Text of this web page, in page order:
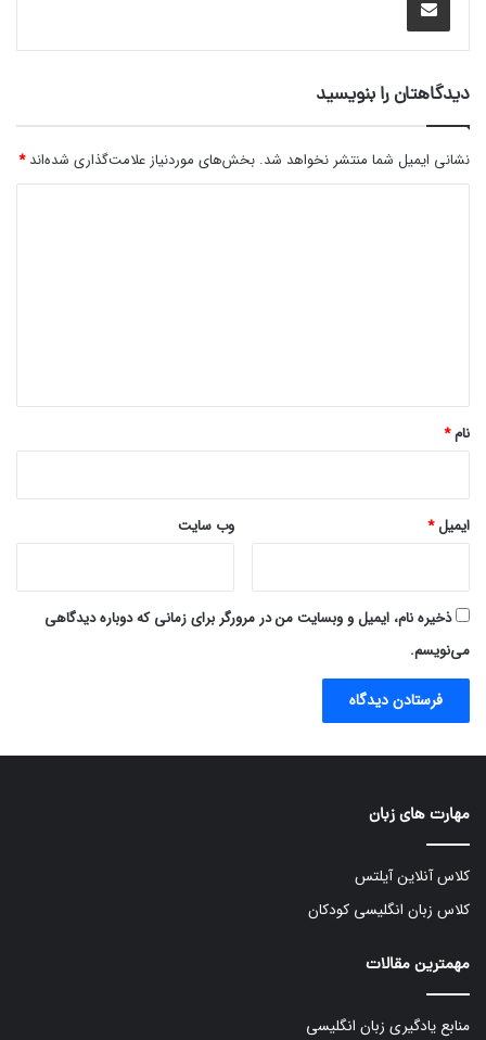
دیدگاهتان را بنویسید
نشانی ایمیل شما منتشر نخواهد شد. بخش‌های موردنیاز علامت‌گذاری شده‌اند*
نام*
ایمیل* وب‌ سایت
ذخیره نام، ایمیل و وبسایت من در مرورگر برای زمانی که دوباره دیدگاهی
می‌نویسم.
مهارت های زبان
کلاس آنلاین آیلتس
کلاس زبان انگلیسی کودکان
مهمترین مقالات
منابع یادگیری زبان انگلیسی